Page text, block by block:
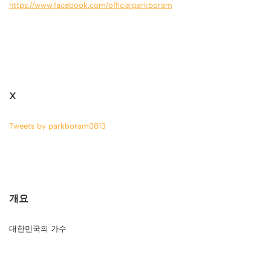
https://www.facebook.com/officialparkboram
X
Tweets by parkboram0813
개요
대한민국의 가수